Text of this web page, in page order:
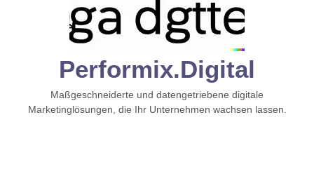
Performix.digital
Maßgeschneiderte und datengetriebene digitale
Marketinglösungen, die Ihr Unternehmen wachsen lassen.